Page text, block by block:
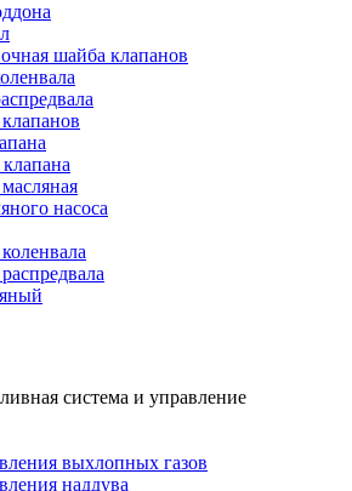
шайба клапанов
насоса
система и управление
выхлопных газов
наддува